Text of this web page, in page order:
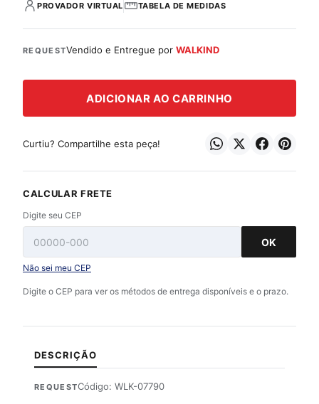
PROVADOR VIRTUAL TABELA DE MEDIDAS
REQUESTVendido e Entregue porWALKIND
ADICIONAR AO CARRINHO
Curtiu? Compartilhe esta peça!
CALCULAR FRETE
Digite seu CEP
OK
Não sei meu CEP
Digite o CEP para ver os métodos de entrega disponíveis e o prazo.
DESCRIÇÃO
REQUESTCódigo: WLK-07790